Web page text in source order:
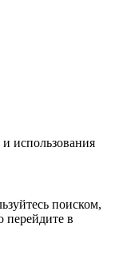
и использования
поиском,
перейдите в